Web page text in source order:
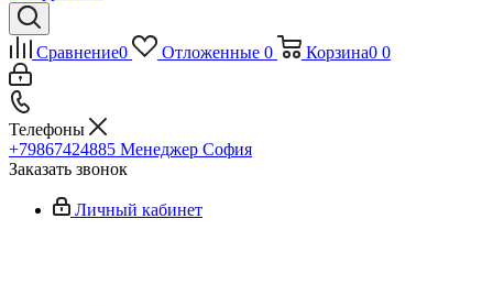
Сравнение0 Отложенные 0 Корзина0 0
Телефоны
+79867424885 Менеджер София
Заказать звонок
Личный кабинет